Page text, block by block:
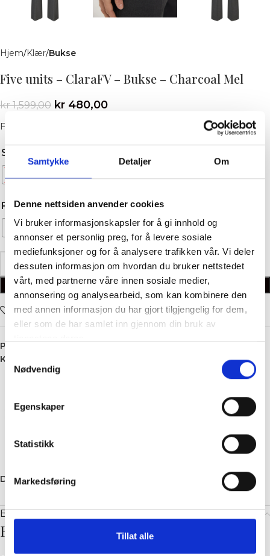
Samtykke Detaljer Om
Denne nettsiden anvender cookies
Vi bruker informasjonskapsler for å gi innhold og
annonser et personlig preg, for å levere sosiale
mediefunksjoner og for å analysere trafikken vår. Vi deler
dessuten informasjon om hvordan du bruker nettstedet
vårt, med partnerne våre innen sosiale medier,
annonsering og analysearbeid, som kan kombinere den
med annen informasjon du har gjort tilgjengelig for dem,
eller som de har samlet inn gjennom din bruk av
Samtykkevalg
Nødvendig
Egenskaper
Statistikk
Markedsføring
Tillat alle
Hjem Klær Bukse
Five units – ClaraFV – Bukse – Charcoal Mel
kr1,599,00 kr 480,00
Five units – ClaraFV – Bukse – Charcoal Mel
STØRRELSE
FARGE
Charcoal Mel
LEGG I HANDLEKURV
Legg i ønskelisten
Produktnummer:
Kategori:
Dele:
Beskrivelse
Beskrivelse